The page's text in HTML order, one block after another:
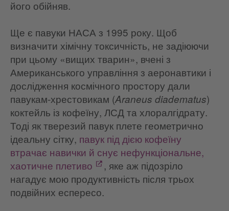
його обійняв.
Ще є павуки НАСА з 1995 року. Щоб
визначити хімічну токсичність, не задіюючи
при цьому «вищих тварин», вчені з
Американського управління з аеронавтики і
дослідження космічного простору дали
павукам-хрестовикам (Araneus diadematus)
коктейль із кофеїну, ЛСД та хлоралгідрату.
Тоді як тверезий павук плете геометрично
ідеальну сітку, павук під дією кофеїну
втрачає навички й снує нефункціональне,
хаотичне плетиво
, яке аж підозріло
нагадує мою продуктивність після трьох
подвійних еспересо.